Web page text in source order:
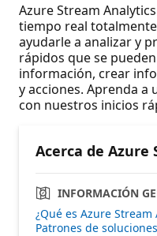
Azure Stream
tiempo real
ayudarle a analizar y
rápidos que se
información, crear
y acciones. Aprenda a
con nuestros inicios
Acerca de
INFORMACIÓN
¿Qué es Azure Stream
Patrones de